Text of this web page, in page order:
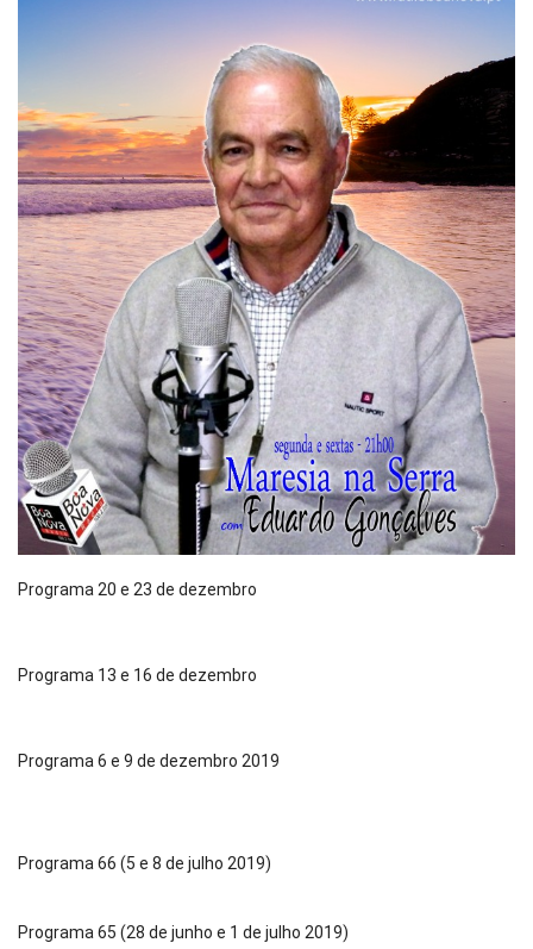
Programa 20 e 23 de dezembro
Programa 13 e 16 de dezembro
Programa 6 e 9 de dezembro 2019
Programa 66 (5 e 8 de julho 2019)
Programa 65 (28 de junho e 1 de julho 2019)